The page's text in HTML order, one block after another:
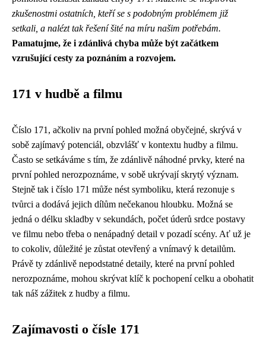
zkušenostmi ostatních, kteří se s podobným problémem již
setkali, a nalézt tak řešení šité na míru našim potřebám.
Pamatujme, že i zdánlivá chyba může být začátkem
vzrušující cesty za poznáním a rozvojem.
171 v hudbě a filmu
Číslo 171, ačkoliv na první pohled možná obyčejné, skrývá v
sobě zajímavý potenciál, obzvlášť v kontextu hudby a filmu.
Často se setkáváme s tím, že zdánlivě náhodné prvky, které na
první pohled nerozpoznáme, v sobě ukrývají skrytý význam.
Stejně tak i číslo 171 může nést symboliku, která rezonuje s
tvůrci a dodává jejich dílům nečekanou hloubku. Možná se
jedná o délku skladby v sekundách, počet úderů srdce postavy
ve filmu nebo třeba o nenápadný detail v pozadí scény. Ať už je
to cokoliv, důležité je zůstat otevřený a vnímavý k detailům.
Právě ty zdánlivě nepodstatné detaily, které na první pohled
nerozpoznáme, mohou skrývat klíč k pochopení celku a obohatit
tak náš zážitek z hudby a filmu.
Zajímavosti o čísle 171